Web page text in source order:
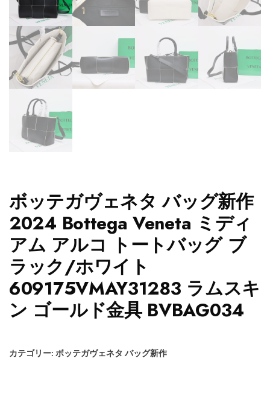
ボッテガヴェネタ バッグ新作
2024 Bottega Veneta ミディ
アム アルコ トートバッグ ブ
ラック/ホワイト
609175VMAY31283 ラムスキ
ン ゴールド金具 BVBAG034
カテゴリー: ボッテガヴェネタ バッグ新作